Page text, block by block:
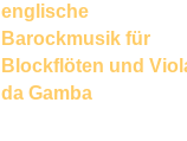
englische
Barockmusik für
Blockflöten und
da Gamba